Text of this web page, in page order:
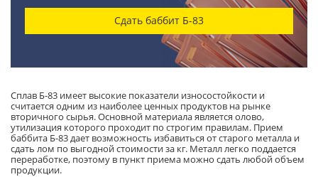
Сдать баббит Б-83
Сплав Б-83 имеет высокие показатели износостойкости и
считается одним из наиболее ценных продуктов на рынке
вторичного сырья. Основной материала является олово,
утилизация которого проходит по строгим правилам. Прием
баббита Б-83 дает возможность избавиться от старого металла и
сдать лом по выгодной стоимости за кг. Металл легко поддается
переработке, поэтому в пункт приема можно сдать любой объем
продукции.